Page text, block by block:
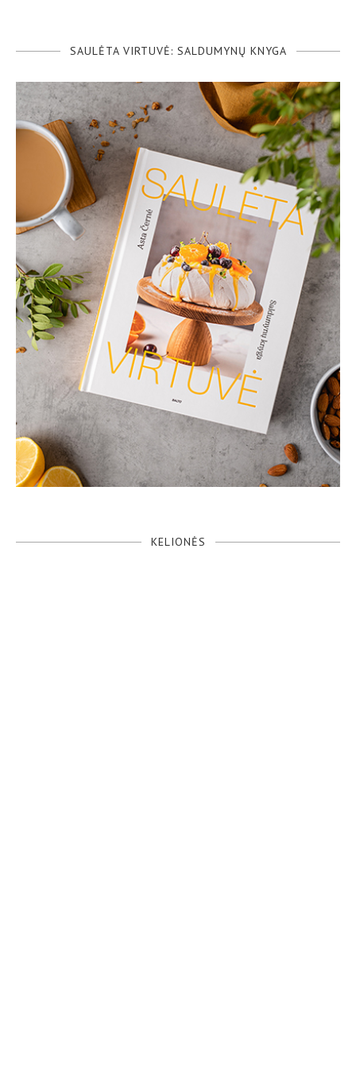
SAULĖTA VIRTUVĖ: SALDUMYNŲ KNYGA
KELIONĖS